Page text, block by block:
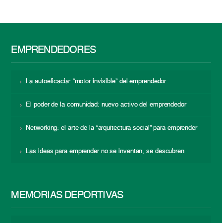
EMPRENDEDORES
La autoeficacia: “motor invisible” del emprendedor
El poder de la comunidad: nuevo activo del emprendedor
Networking: el arte de la “arquitectura social” para emprender
Las ideas para emprender no se inventan, se descubren
MEMORIAS DEPORTIVAS